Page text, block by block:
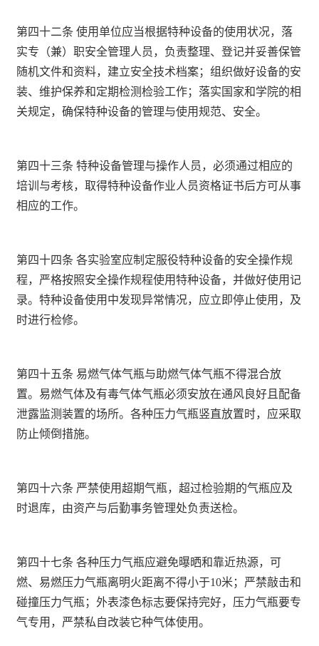
第四十二条 使用单位应当根据特种设备的使用状况，落
实专（兼）职安全管理人员，负责整理、登记并妥善保管
随机文件和资料，建立安全技术档案；组织做好设备的安
装、维护保养和定期检测检验工作；落实国家和学院的相
关规定，确保特种设备的管理与使用规范、安全。
第四十三条 特种设备管理与操作人员，必须通过相应的
培训与考核，取得特种设备作业人员资格证书后方可从事
相应的工作。
第四十四条 各实验室应制定服役特种设备的安全操作规
程，严格按照安全操作规程使用特种设备，并做好使用记
录。特种设备使用中发现异常情况，应立即停止使用，及
时进行检修。
第四十五条 易燃气体气瓶与助燃气体气瓶不得混合放
置。易燃气体及有毒气体气瓶必须安放在通风良好且配备
泄露监测装置的场所。各种压力气瓶竖直放置时，应采取
防止倾倒措施。
第四十六条 严禁使用超期气瓶，超过检验期的气瓶应及
时退库，由资产与后勤事务管理处负责送检。
第四十七条 各种压力气瓶应避免曝晒和靠近热源，可
燃、易燃压力气瓶离明火距离不得小于10米；严禁敲击和
碰撞压力气瓶；外表漆色标志要保持完好，压力气瓶要专
气专用，严禁私自改装它种气体使用。